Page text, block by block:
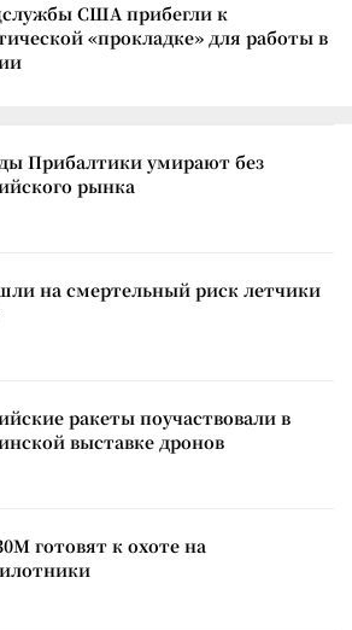
США прибегли к
«прокладке» для работы в
Прибалтики умирают без
рынка
на смертельный риск летчики
ракеты поучаствовали в
выставке дронов
готовят к охоте на